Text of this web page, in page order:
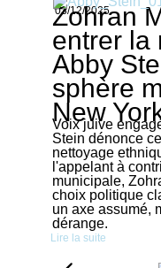
03/12/2025
Zohran
entrer la
Abby
sphère
New
Voix juive
Stein dénonce
nettoyage
l'appelant à
municipale,
choix politique
un axe assumé,
dérange.
Lire la suite